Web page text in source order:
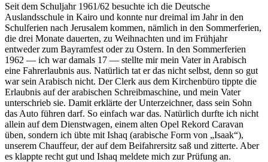
Seit dem Schuljahr 1961/62 besuchte ich die Deutsche
Auslandsschule in Kairo und konnte nur dreimal im Jahr in den
Schulferien nach Jerusalem kommen, nämlich in den Sommerferien,
die drei Monate dauerten, zu Weihnachten und im Frühjahr
entweder zum Bayramfest oder zu Ostern. In den Sommerferien
1962 — ich war damals 17 — stellte mir mein Vater in Arabisch
eine Fahrerlaubnis aus. Natürlich tat er das nicht selbst, denn so gut
war sein Arabisch nicht. Der Clerk aus dem Kirchenbüro tippte die
Erlaubnis auf der arabischen Schreibmaschine, und mein Vater
unterschrieb sie. Damit erklärte der Unterzeichner, dass sein Sohn
das Auto führen darf. So einfach war das. Natürlich durfte ich nicht
allein auf dem Dienstwagen, einem alten Opel Rekord Caravan
üben, sondern ich übte mit Ishaq (arabische Form von
Isaak ),
unserem Chauffeur, der auf dem Beifahrersitz saß und zitterte. Aber
es klappte recht gut und Ishaq meldete mich zur Prüfung an.